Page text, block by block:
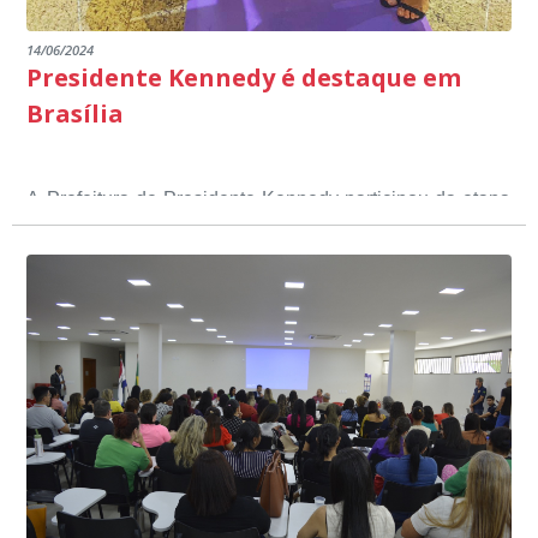
14/06/2024
Presidente Kennedy é destaque em
Brasília
A Prefeitura de Presidente Kennedy participou da etapa
nacional do 12º Prêmio Sebrae Prefeitura
Empreendedora, que visou valorizar e destacar o papel
dos gestores públicos comprometidos com o
desenvolvimento socioeconômico dos municípios, a
partir de iniciativas que estimulam o empreendedorismo,
a competitividade dos pequenos negócios e a
modernização da gestão pública local. O evento
aconteceu nesta terça-feira (11) em Brasília.
O município, conquistou o primeiro lugar na etapa
estadual, sendo premiado com o troféu ouro, na